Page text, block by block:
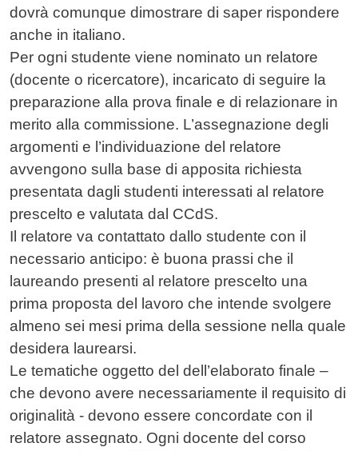
dovrà comunque dimostrare di saper rispondere
anche in italiano.
Per ogni studente viene nominato un relatore
(docente o ricercatore), incaricato di seguire la
preparazione alla prova finale e di relazionare in
merito alla commissione. L’assegnazione degli
argomenti e l’individuazione del relatore
avvengono sulla base di apposita richiesta
presentata dagli studenti interessati al relatore
prescelto e valutata dal CCdS.
Il relatore va contattato dallo studente con il
necessario anticipo: è buona prassi che il
laureando presenti al relatore prescelto una
prima proposta del lavoro che intende svolgere
almeno sei mesi prima della sessione nella quale
desidera laurearsi.
Le tematiche oggetto del dell’elaborato finale –
che devono avere necessariamente il requisito di
originalità - devono essere concordate con il
relatore assegnato. Ogni docente del corso